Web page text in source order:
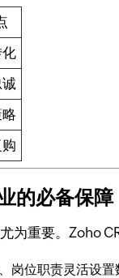
的必备保障
为重要。Zoho
岗位职责灵活设